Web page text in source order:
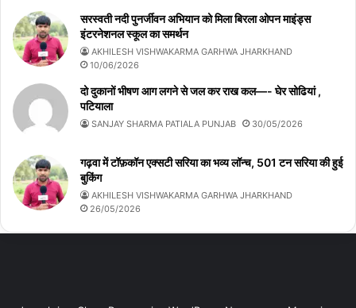
सरस्वती नदी पुनर्जीवन अभियान को मिला बिरला ओपन माइंड्स
इंटरनेशनल स्कूल का समर्थन
AKHILESH VISHWAKARMA GARHWA JHARKHAND
10/06/2026
दो दुकानों भीषण आग लगने से जल कर राख कल—- घेर सोढियां ,
पटियाला
SANJAY SHARMA PATIALA PUNJAB 30/05/2026
गढ़वा में टॉफ़कॉन एक्सटी सरिया का भव्य लॉन्च, 501 टन सरिया की हुई
बुकिंग
AKHILESH VISHWAKARMA GARHWA JHARKHAND
26/05/2026